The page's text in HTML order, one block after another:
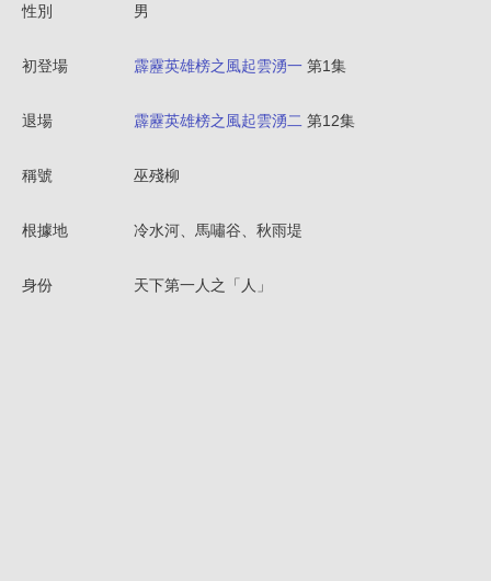
性別 男
初登場 霹靂英雄榜之風起雲湧一 第1集
退場 霹靂英雄榜之風起雲湧二 第12集
稱號 巫殘柳
根據地 冷水河、馬嘯谷、秋雨堤
身份 天下第一人之「人」